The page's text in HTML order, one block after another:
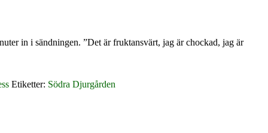
in i sändningen. ”Det är fruktansvärt, jag är chockad, jag är
Etiketter: Södra Djurgården